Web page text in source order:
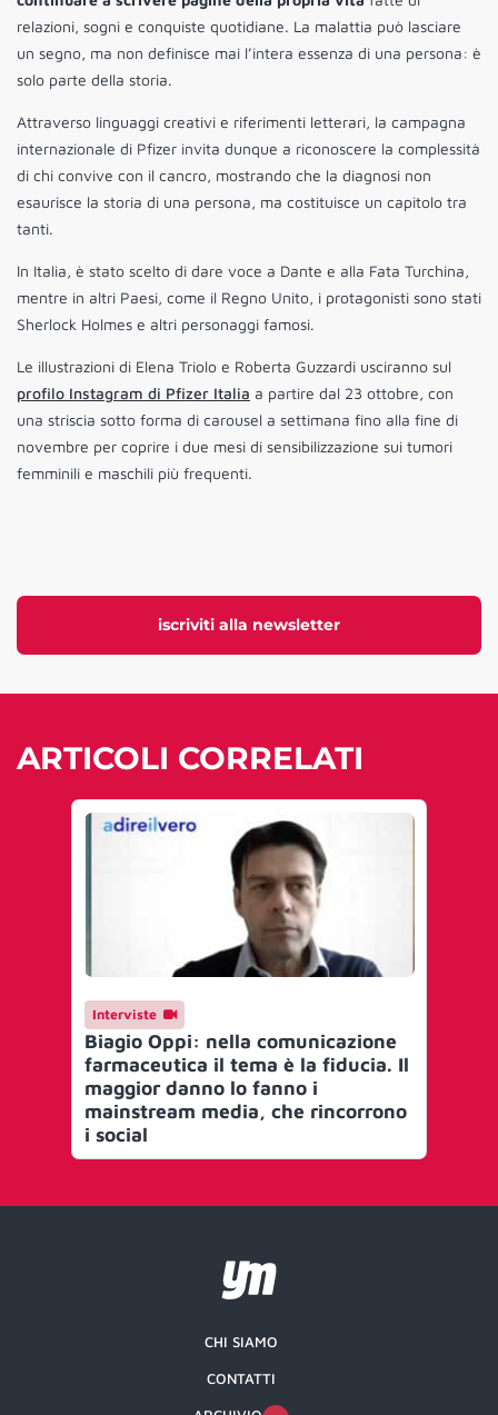
iscriviti alla newsletter
relazioni, sogni e conquiste quotidiane. La malattia può lasciare
un segno, ma non definisce mai l’intera essenza di una persona: è
solo parte della storia.
Attraverso linguaggi creativi e riferimenti letterari, la campagna
internazionale di Pfizer invita dunque a riconoscere la complessità
di chi convive con il cancro, mostrando che la diagnosi non
esaurisce la storia di una persona, ma costituisce un capitolo tra
tanti.
In Italia, è stato scelto di dare voce a Dante e alla Fata Turchina,
mentre in altri Paesi, come il Regno Unito, i protagonisti sono stati
Sherlock Holmes e altri personaggi famosi.
Le illustrazioni di Elena Triolo e Roberta Guzzardi usciranno sul
profilo Instagram di Pfizer Italia a partire dal 23 ottobre, con
una striscia sotto forma di carousel a settimana fino alla fine di
novembre per coprire i due mesi di sensibilizzazione sui tumori
femminili e maschili più frequenti.
ARTICOLI CORRELATI
Interviste
Biagio Oppi: nella comunicazione
farmaceutica il tema è la fiducia. Il
maggior danno lo fanno i
mainstream media, che rincorrono
i social
CHI SIAMO
CONTATTI